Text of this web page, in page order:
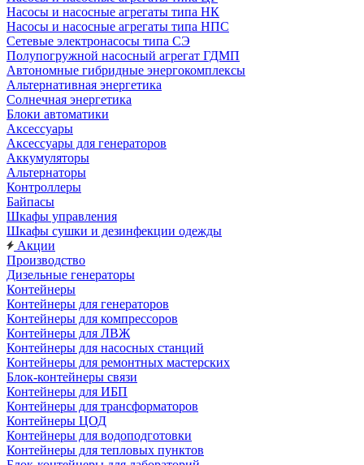
Насосы и насосные агрегаты типа НК
Насосы и насосные агрегаты типа НПС
Сетевые электронасосы типа СЭ
Полупогружной насосный агрегат ГДМП
Автономные гибридные энергокомплексы
Альтернативная энергетика
Солнечная энергетика
Блоки автоматики
Аксессуары
Аксессуары для генераторов
Аккумуляторы
Альтернаторы
Контроллеры
Байпасы
Шкафы управления
Шкафы сушки и дезинфекции одежды
Акции
Производство
Дизельные генераторы
Контейнеры
Контейнеры для генераторов
Контейнеры для компрессоров
Контейнеры для ЛВЖ
Контейнеры для насосных станций
Контейнеры для ремонтных мастерских
Блок-контейнеры связи
Контейнеры для ИБП
Контейнеры для трансформаторов
Контейнеры ЦОД
Контейнеры для водоподготовки
Контейнеры для тепловых пунктов